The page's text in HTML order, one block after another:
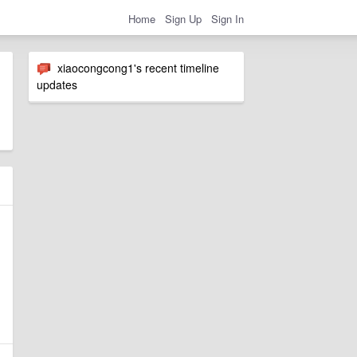
Home Sign Up Sign In
xiaocongcong1's recent timeline
updates